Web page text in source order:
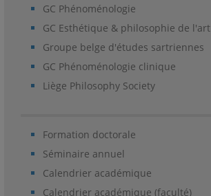
GC Phénoménologie
GC Esthétique & philosophie de l'art
Groupe belge d'études sartriennes
GC Phénoménologie clinique
Liège Philosophy Society
Formation doctorale
Séminaire annuel
Calendrier académique
Calendrier académique (faculté)